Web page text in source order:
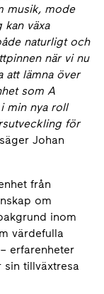
musik, mode
växa
naturligt och
när vi nu
att lämna över
som A
min nya roll
för
säger Johan
från
om
inom
värdefulla
erfarenheter
tillväxtresa